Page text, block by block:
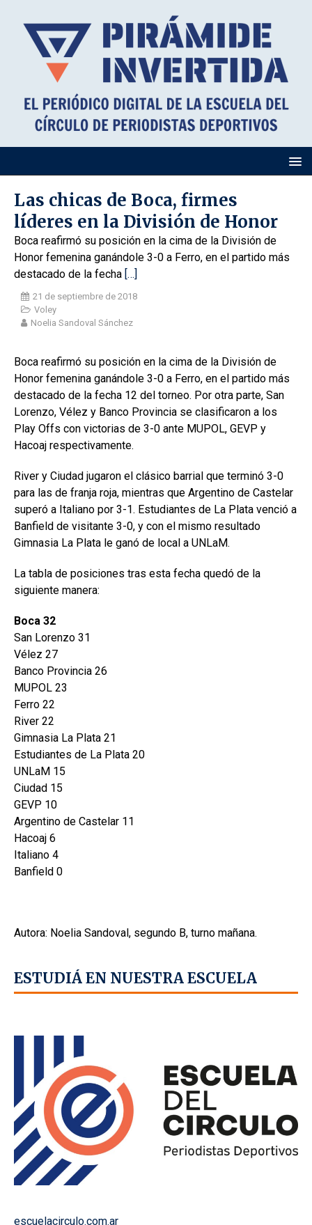
Las chicas de Boca, firmes
líderes en la División de Honor
Boca reafirmó su posición en la cima de la División de
Honor femenina ganándole 3-0 a Ferro, en el partido más
destacado de la fecha […]
21 de septiembre de 2018
Voley
Noelia Sandoval Sánchez
Boca reafirmó su posición en la cima de la División de
Honor femenina ganándole 3-0 a Ferro, en el partido más
destacado de la fecha 12 del torneo. Por otra parte, San
Lorenzo, Vélez y Banco Provincia se clasificaron a los
Play Offs con victorias de 3-0 ante MUPOL, GEVP y
Hacoaj respectivamente.
River y Ciudad jugaron el clásico barrial que terminó 3-0
para las de franja roja, mientras que Argentino de Castelar
superó a Italiano por 3-1. Estudiantes de La Plata venció a
Banfield de visitante 3-0, y con el mismo resultado
Gimnasia La Plata le ganó de local a UNLaM.
La tabla de posiciones tras esta fecha quedó de la
siguiente manera:
Boca 32
San Lorenzo 31
Vélez 27
Banco Provincia 26
MUPOL 23
Ferro 22
River 22
Gimnasia La Plata 21
Estudiantes de La Plata 20
UNLaM 15
Ciudad 15
GEVP 10
Argentino de Castelar 11
Hacoaj 6
Italiano 4
Banfield 0
Autora: Noelia Sandoval, segundo B, turno mañana.
ESTUDIÁ EN NUESTRA ESCUELA
escuelacirculo.com.ar